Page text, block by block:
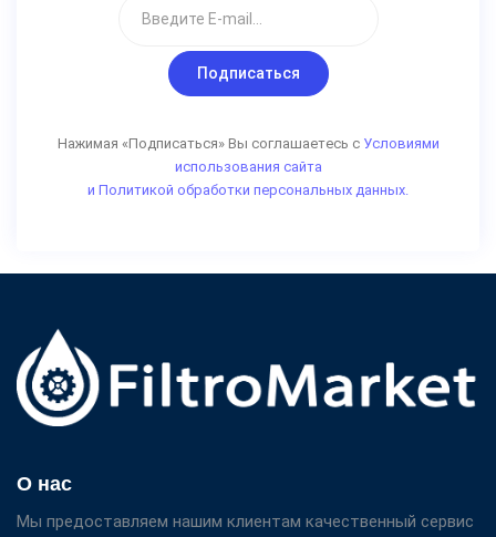
Подписаться
Нажимая «Подписаться» Вы соглашаетесь с Условиями
использования сайта
и Политикой обработки персональных данных.
О нас
Мы предоставляем нашим клиентам качественный сервис